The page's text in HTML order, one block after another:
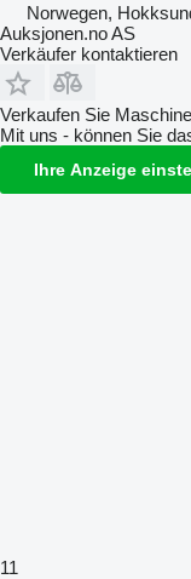
Norwegen,
Auksjonen.no AS
Verkäufer kontaktieren
Verkaufen Sie
Mit uns - können Sie
Ihre Anzeige
11